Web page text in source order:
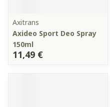
Axitrans
Axideo Sport Deo Spray
150ml
11,49 €